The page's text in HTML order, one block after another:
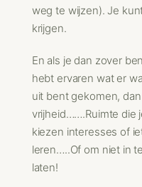
weg te wijzen). Je
krijgen.
En als je dan zover
hebt ervaren wat er
uit bent gekomen,
vrijheid…….Ruimte die
kiezen interesses of
leren…..Of om niet in
laten!